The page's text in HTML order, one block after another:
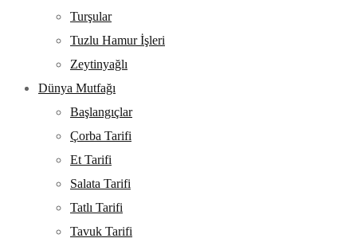
Turşular
Tuzlu Hamur İşleri
Zeytinyağlı
Dünya Mutfağı
Başlangıçlar
Çorba Tarifi
Et Tarifi
Salata Tarifi
Tatlı Tarifi
Tavuk Tarifi